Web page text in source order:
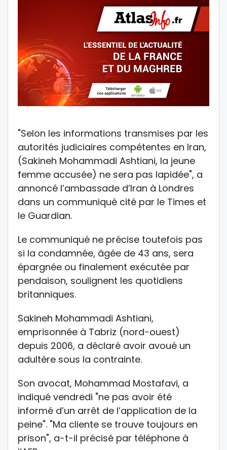
"Selon les informations transmises par les
autorités judiciaires compétentes en Iran,
(Sakineh Mohammadi Ashtiani, la jeune
femme accusée) ne sera pas lapidée", a
annoncé l’ambassade d’Iran à Londres
dans un communiqué cité par le Times et
le Guardian.
Le communiqué ne précise toutefois pas
si la condamnée, âgée de 43 ans, sera
épargnée ou finalement exécutée par
pendaison, soulignent les quotidiens
britanniques.
Sakineh Mohammadi Ashtiani,
emprisonnée à Tabriz (nord-ouest)
depuis 2006, a déclaré avoir avoué un
adultère sous la contrainte.
Son avocat, Mohammad Mostafavi, a
indiqué vendredi "ne pas avoir été
informé d’un arrêt de l’application de la
peine". "Ma cliente se trouve toujours en
prison", a-t-il précisé par téléphone à